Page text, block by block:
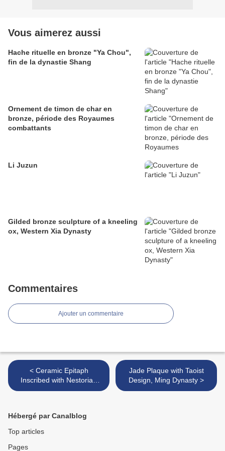
Vous aimerez aussi
Hache rituelle en bronze "Ya Chou",
fin de la dynastie Shang
Ornement de timon de char en
bronze, période des Royaumes
combattants
Li Juzun
Gilded bronze sculpture of a kneeling
ox, Western Xia Dynasty
Commentaires
Ajouter un commentaire
< ​​​​​​​Ceramic Epitaph
Inscribed with Nestorian
Doctrine, 13th Century
Jade Plaque with Taoist
Design, Ming Dynasty >
Hébergé par Canalblog
Top articles
Pages